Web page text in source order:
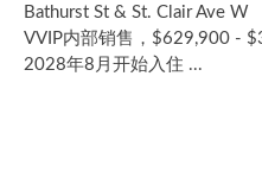
Bathurst St & St. Clair Ave W
VVIP内部销售，$629,900 -
2028年8月开始入住 ...